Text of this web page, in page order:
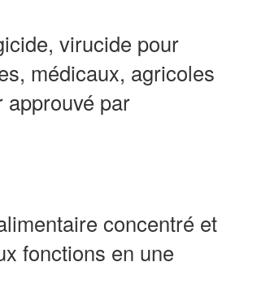
virucide pour
médicaux, agricoles
approuvé par
concentré et
fonctions en une